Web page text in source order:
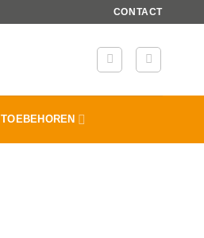
CONTACT
TOEBEHOREN